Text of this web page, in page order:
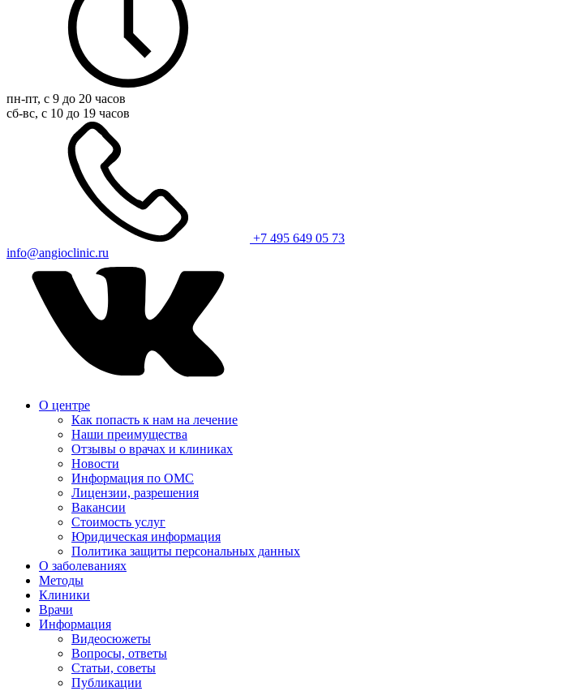
пн-пт, с 9 до 20 часов
сб-вс, с 10 до 19 часов
+7 495 649 05 73
info@angioclinic.ru
О центре
Как попасть к нам на лечение
Наши преимущества
Отзывы о врачах и клиниках
Новости
Информация по ОМС
Лицензии, разрешения
Вакансии
Стоимость услуг
Юридическая информация
Политика защиты персональных данных
О заболеваниях
Методы
Клиники
Врачи
Информация
Видеосюжеты
Вопросы, ответы
Статьи, советы
Публикации